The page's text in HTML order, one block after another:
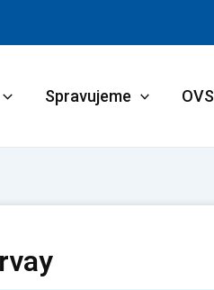
Spravujeme OVS